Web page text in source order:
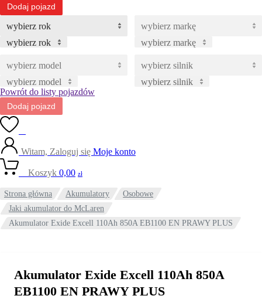
Dodaj pojazd
wybierz rok wybierz markę
wybierz model
wybierz silnik
Powrót do listy pojazdów
Dodaj pojazd
Witam, Zaloguj się Moje konto
Koszyk 0,00 zł
Strona główna Akumulatory
Osobowe
Jaki akumulator do McLaren
Akumulator Exide Excell 110Ah 850A EB1100 EN PRAWY PLUS
Akumulator Exide Excell 110Ah 850A
EB1100 EN PRAWY PLUS